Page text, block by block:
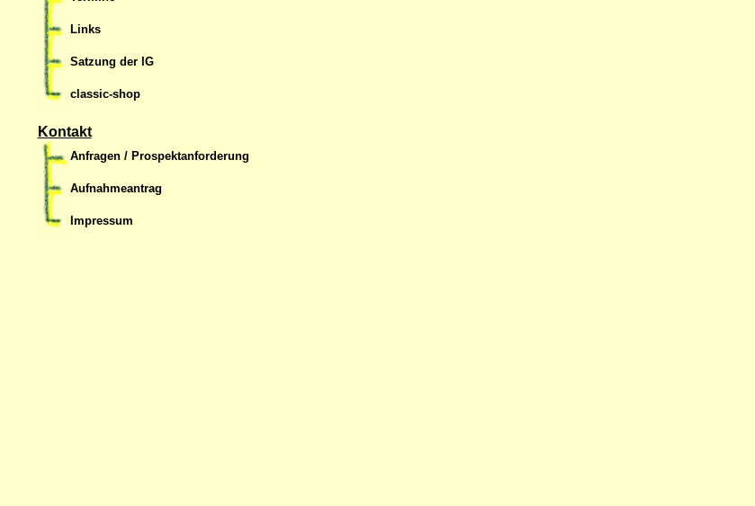
Links
Satzung der IG
classic-shop
Kontakt
Anfragen / Prospektanforderung
Aufnahmeantrag
Impressum